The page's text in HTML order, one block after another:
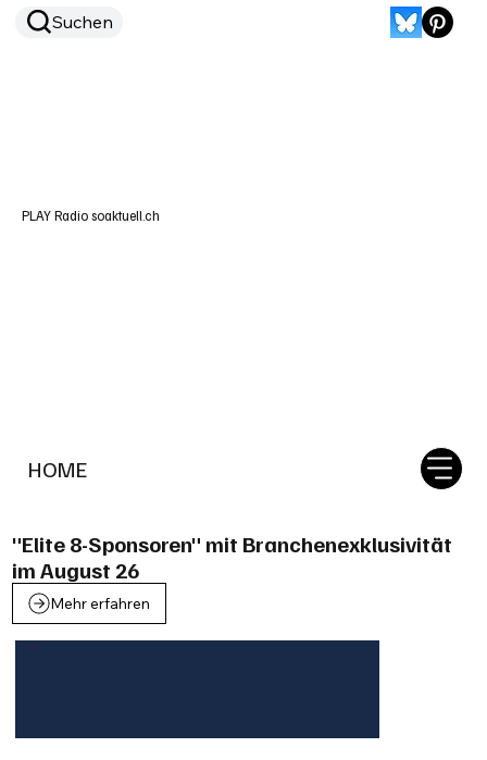
HOME
Suchen
PLAY Radio soaktuell.ch
"Elite 8-Sponsoren" mit Branchenexklusivität
im August 26
Mehr erfahren